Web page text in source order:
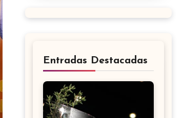
Entradas Destacadas